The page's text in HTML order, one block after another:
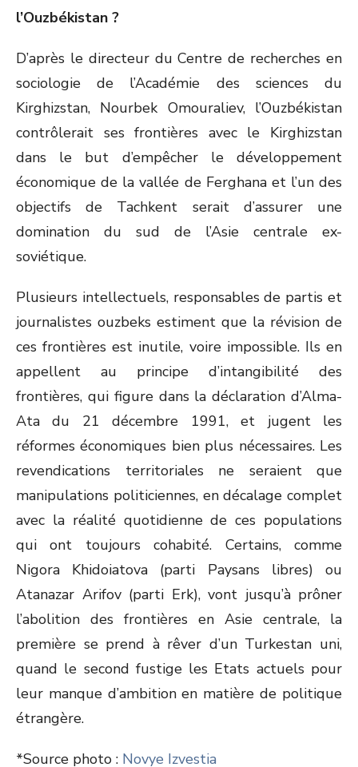
l’Ouzbékistan ?
D’après le directeur du Centre de recherches en
sociologie de l’Académie des sciences du
Kirghizstan, Nourbek Omouraliev, l’Ouzbékistan
contrôlerait ses frontières avec le Kirghizstan
dans le but d’empêcher le développement
économique de la vallée de Ferghana et l’un des
objectifs de Tachkent serait d’assurer une
domination du sud de l’Asie centrale ex-
soviétique.
Plusieurs intellectuels, responsables de partis et
journalistes ouzbeks estiment que la révision de
ces frontières est inutile, voire impossible. Ils en
appellent au principe d’intangibilité des
frontières, qui figure dans la déclaration d’Alma-
Ata du 21 décembre 1991, et jugent les
réformes économiques bien plus nécessaires. Les
revendications territoriales ne seraient que
manipulations politiciennes, en décalage complet
avec la réalité quotidienne de ces populations
qui ont toujours cohabité. Certains, comme
Nigora Khidoiatova (parti Paysans libres) ou
Atanazar Arifov (parti Erk), vont jusqu’à prôner
l’abolition des frontières en Asie centrale, la
première se prend à rêver d’un Turkestan uni,
quand le second fustige les Etats actuels pour
leur manque d’ambition en matière de politique
étrangère.
*Source photo : Novye Izvestia